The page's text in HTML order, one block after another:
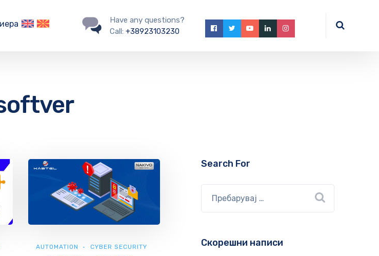
Have any questions?
Call: +38923103230
AUTOMATION
CYBER SECURITY
Search For
Скорешни написи